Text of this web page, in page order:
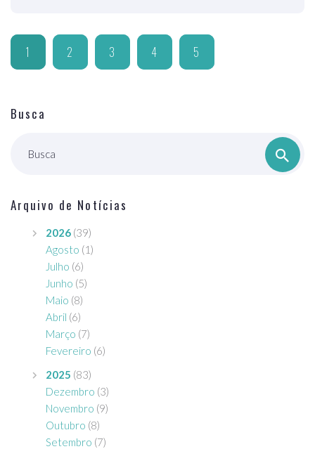
1 2 3 4 5
Busca
Busca
Arquivo de Notícias
2026 (39)
Agosto (1)
Julho (6)
Junho (5)
Maio (8)
Abril (6)
Março (7)
Fevereiro (6)
2025 (83)
Dezembro (3)
Novembro (9)
Outubro (8)
Setembro (7)